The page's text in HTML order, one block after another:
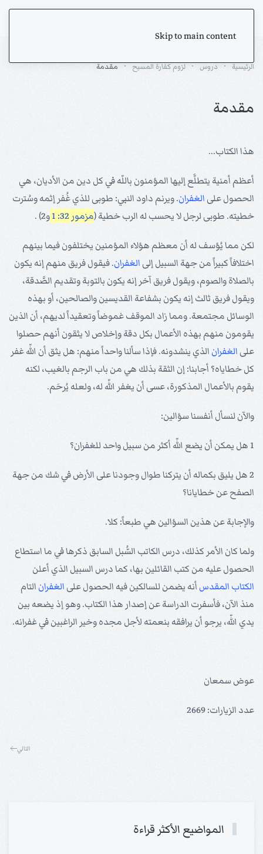
Skip to main content
الرئيسية دروس لزوم كفارة المسيح مقدمة
مقدمة
هذا الكتاب...
أعظم أمنية يتطلَّع إليها المؤمنون باللّه في كل دين من الأديان، هي
الحصول على الغفران. ويرنم داود النبي: طوبى للذي غُفر إثمه وسُترت
خطيته. طوبى لرجل لا يحسب له الرب خطية (مزمور 32: 1 و2) .
لكن مما يُؤسف له أن معظم هؤلاء المؤمنين يختلفون فيما بينهم
اختلافاً كبيراً من جهة السبيل إلى الغفران. فيقول فريق منهم إنه يكون
بالصلاة والصوم، ويقول فريق آخر إنه يكون بالتوبة وتقديم الصَّدقة،
ويقول فريق ثالث إنه يكون بشفاعة القديسين والصالحين، أو بهذه
الوسائل مجتمعة. ومما زاد الموقف غموضاً وتعقيداً لديهم، أن الذين
يقومون منهم بهذه الأعمال بكل دقة وإخلاص لا يثقون أنهم حصلوا
على الغفران الذي ينشدونه. فإذا سألنا واحداً منهم: هل يثق أن اللّه غفر
كل خطاياه؟ أجابنا: إن الثقة بذلك هي من باب الرجم بالغيب، لكنه
يقوم بالأعمال المذكورة، عسى أن يغفر اللّه له، ولعله يُرحَم.
والآن لنسأل أنفسنا سؤالين:
1 هل يمكن أن يضع اللّه أكثر من سبيل واحد للغفران؟
2 هل يليق بكماله أن يتركنا طوال وجودنا على الأرض في شك من جهة
الصفح عن خطايانا؟
والإجابة عن هذين السؤالين هي طبعاً: كلا.
ولما كان الأمر كذلك، درس الكاتب السُّبل السابق ذكرها في ما استطاع
الحصول عليه من كتب القائلين بها، كما درس السبيل الذي أعلن
الكتاب المقدس أنه يضمن للسالكين فيه الحصول على الغفران التام
منذ الآن، فأسفرت الدراسة عن إصدار هذا الكتاب. وهو إذ يضعه بين
يدي اللّه، يرجو أن يرافقه بنعمته لأجل مجده وخير الراغبين في غفرانه.
عوض سمعان
عدد الزيارات: 2669
التالي
المواضيع الأكثر قراءة